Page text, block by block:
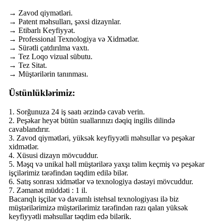
→ Zavod qiymətləri.
→ Patent məhsulları, şəxsi dizaynlar.
→ Etibarlı Keyfiyyət.
→ Professional Texnologiya və Xidmətlər.
→ Sürətli çatdırılma vaxtı.
→ Tez Loqo vizual sübutu.
→ Tez Sitat.
→ Müştərilərin tanınması.
Üstünlüklərimiz:
1. Sorğunuza 24 iş saatı ərzində cavab verin.
2. Peşəkar heyət bütün suallarınızı dəqiq ingilis dilində
cavablandırır.
3. Zavod qiymətləri, yüksək keyfiyyətli məhsullar və peşəkar
xidmətlər.
4. Xüsusi dizayn mövcuddur.
5. Məşq və unikal həll müştərilərə yaxşı təlim keçmiş və peşəkar
işçilərimiz tərəfindən təqdim edilə bilər.
6. Satış sonrası xidmətlər və texnologiya dəstəyi mövcuddur.
7. Zəmanət müddəti : 1 il.
Bacarıqlı işçilər və davamlı istehsal texnologiyası ilə biz
müştərilərimizə müştərilərimiz tərəfindən razı qalan yüksək
keyfiyyətli məhsullar təqdim edə bilərik.